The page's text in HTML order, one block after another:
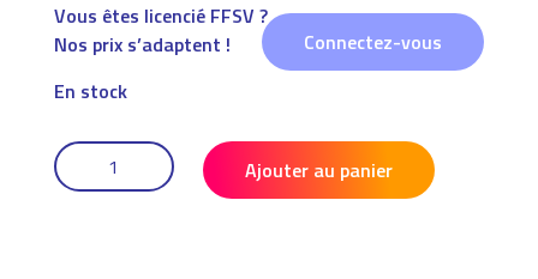
Vous êtes licencié FFSV ?
Nos prix s’adaptent !
Connectez-vous
En stock
QUANTITÉ
DE
SAC
Ajouter au panier